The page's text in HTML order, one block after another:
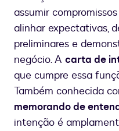
assumir
alinhar expectativas,
preliminares e
negócio. A carta de
que cumpre essa
Também conhecida
memorando de
intenção é